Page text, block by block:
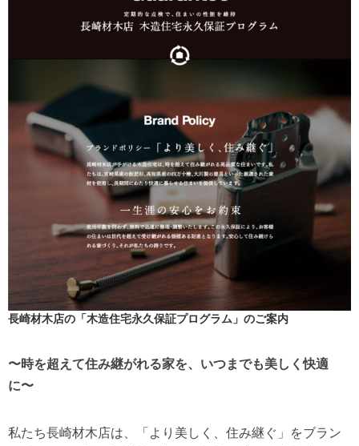
長崎材木店の「木造住宅永久保証プログラム」のご案内
〜時を超えて住み継がれる家を、いつまでも美しく快適
に〜
私たち長崎材木店は、「より美しく、住み継ぐ」をブラン